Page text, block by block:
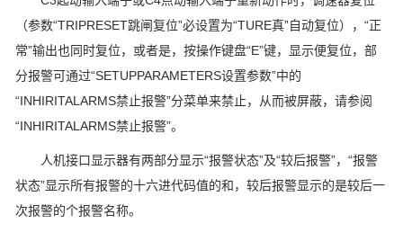
（参数“TRIPRESET跳闸复位”必设置为“TURE真”自动复位），“正
常”输出也同时复位，或者是，按操作键盘“E”键，显示便复位，部
分报警可通过“SETUPPARAMETERS设置参数”中的
“INHIRITALARMS禁止报警”分菜单来禁止，从而被屏蔽，请参阅
“INHIRITALARMS禁止报警”。
人机接口显示器有两部分显示“报警状态”及“较后报警”，“报警
状态”显示所有报警的十六进代码值的和，较后报警显示的是较后一
次报警的个报警名称。